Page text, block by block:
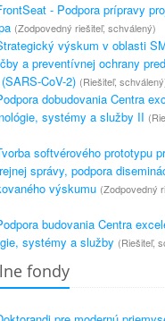
- Podpora prípravy
(Zodpovedný riešiteľ, schválený)
výskum v oblasti
a preventívnej ochrany pred
CoV-2) (Riešiteľ,
dobudovania Centra
systémy a služby II
softvérového prototypu
správy, podpora
výskumu (Zodpovedný
budovania Centra
systémy a služby (Riešiteľ,
fondy